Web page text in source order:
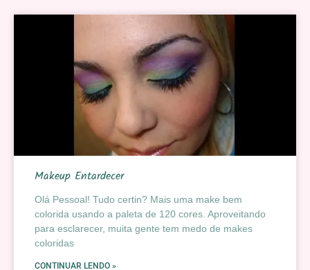
Makeup Entardecer
Olá Pessoal! Tudo certin? Mais uma make bem
colorida usando a paleta de 120 cores. Aproveitando
para esclarecer, muita gente tem medo de makes
coloridas
CONTINUAR LENDO »